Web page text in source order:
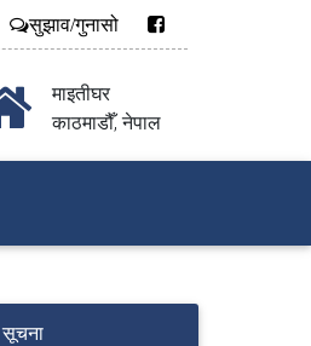
सुझाव/गुनासो
माइतीघर
काठमाडौँ, नेपाल
सूचना